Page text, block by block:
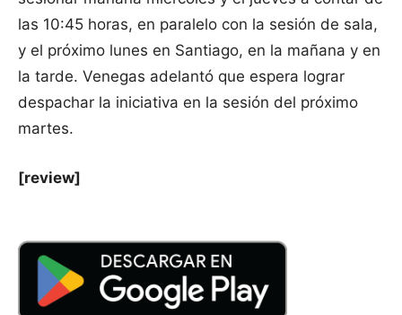
las 10:45 horas, en paralelo con la sesión de sala,
y el próximo lunes en Santiago, en la mañana y en
la tarde. Venegas adelantó que espera lograr
despachar la iniciativa en la sesión del próximo
martes.
[review]